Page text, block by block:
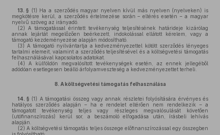
13. § (1) Ha a szerződés magyar nyelven kívül más nyelven (nyelveken) is
megkötésre kerül, a szerződés értelmezése során – eltérés esetén – a magyar
nyelvű szöveg az irányadó.
(2) A támogatással érintett tevékenység teljesítésének határideje kizárólag
annak lejártát megelőzően beérkezett, indokolással ellátott kérelem, vagy a
támogató kezdeményezése alapján módosítható.
(3) A támogató nyilvántartja a kedvezményezettel kötött szerződés lényeges
tartalmi elemeit, valamint a szerződés teljesítésével és a költségvetési támogatás
felhasználásával kapcsolatos adatokat.
(4) A külföldön megvalósított tevékenységek esetén, az ennek jellegéből
adódóan esetlegesen beálló árfolyamveszteség a kedvezményezettet terheli.
8. A költségvetési támogatás felhasználása
14. § (1) A támogatási összeg vagy annak részletei folyósítására érvényes és
hatályos szerződés alapján – ha e rendelet eltérően nem rendelkezik – a
támogatott tevékenység teljes vagy részleges megvalósulását követően
(utófinanszírozás) kerül sor, a beszámoló elfogadása után, írásbeli lehívás
alapján.
(2) A költségvetési támogatás teljes összege előfinanszírozással egy összegben